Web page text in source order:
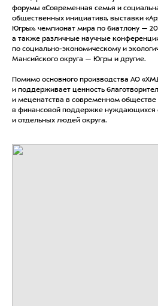
форумы «Современная семья и
общественных инициатив», выставки
Югры», чемпионат мира по биатлону —
а также различные научные
по социально-экономическому и
Мансийского округа — Югры и другие.
Помимо основного производства АО
и поддерживает ценность
и меценатства в современном обществе
в финансовой поддержке нуждающихся
и отдельных людей округа.